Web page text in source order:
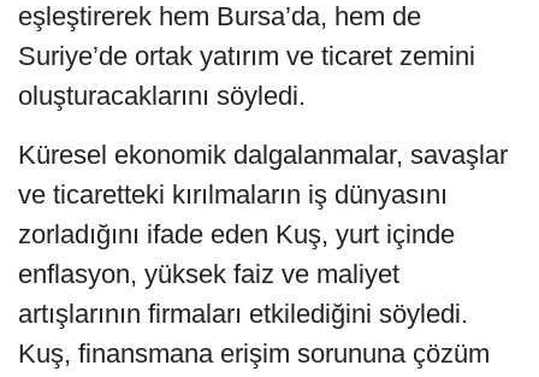
eşleştirerek hem Bursa’da, hem de
Suriye’de ortak yatırım ve ticaret zemini
oluşturacaklarını söyledi.
Küresel ekonomik dalgalanmalar, savaşlar
ve ticaretteki kırılmaların iş dünyasını
zorladığını ifade eden Kuş, yurt içinde
enflasyon, yüksek faiz ve maliyet
artışlarının firmaları etkilediğini söyledi.
Kuş, finansmana erişim sorununa çözüm